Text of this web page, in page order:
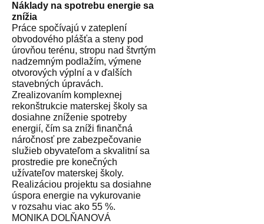
Náklady na spotrebu energie sa
znížia
Práce spočívajú v zateplení
obvodového plášťa a steny pod
úrovňou terénu, stropu nad štvrtým
nadzemným podlažím, výmene
otvorových výplní a v ďalších
stavebných úpravách.
Zrealizovaním komplexnej
rekonštrukcie materskej školy sa
dosiahne zníženie spotreby
energií, čím sa zníži finančná
náročnosť pre zabezpečovanie
služieb obyvateľom a skvalitní sa
prostredie pre konečných
užívateľov materskej školy.
Realizáciou projektu sa dosiahne
úspora energie na vykurovanie
v rozsahu viac ako 55 %.
MONIKA DOLŇANOVÁ